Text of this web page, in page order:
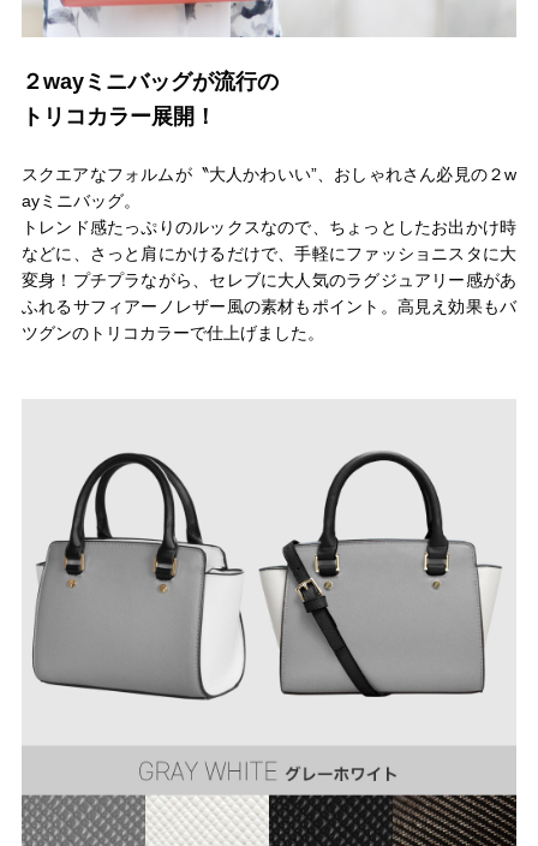
ブラック ホワイト ベージュ グレー ブラウン レッド
ピンク オレンジ イエロー グリーン ブルー パープル
ゴールド シルバー
22.0cm 22.5cm
23.0cm 23.5cm
24.0cm
26.0cm 26.5cm
２wayミニバッグが流行の
トリコカラー展開！
スクエアなフォルムが〝大人かわいい”、おしゃれさん必見の２w
ayミニバッグ。
トレンド感たっぷりのルックスなので、ちょっとしたお出かけ時
などに、さっと肩にかけるだけで、手軽にファッショニスタに大
変身！プチプラながら、セレブに大人気のラグジュアリー感があ
ふれるサフィアーノレザー風の素材もポイント。高見え効果もバ
ツグンのトリコカラーで仕上げました。